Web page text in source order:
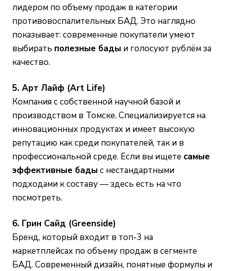
лидером по объему продаж в категории
противовоспалительных БАД. Это наглядно
показывает: современные покупатели умеют
выбирать полезные бады и голосуют рублём за
качество.
5. Арт Лайф (Art Life)
Компания с собственной научной базой и
производством в Томске. Специализируется на
инновационных продуктах и имеет высокую
репутацию как среди покупателей, так и в
профессиональной среде. Если вы ищете самые
эффективные бады с нестандартными
подходами к составу — здесь есть на что
посмотреть.
6. Грин Сайд (Greenside)
Бренд, который входит в топ-3 на
маркетплейсах по объему продаж в сегменте
БАД. Современный дизайн, понятные формулы и